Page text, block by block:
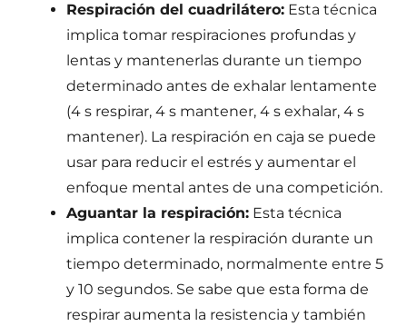
Respiración del cuadrilátero: Esta técnica
implica tomar respiraciones profundas y
lentas y mantenerlas durante un tiempo
determinado antes de exhalar lentamente
(4 s respirar, 4 s mantener, 4 s exhalar, 4 s
mantener). La respiración en caja se puede
usar para reducir el estrés y aumentar el
enfoque mental antes de una competición.
Aguantar la respiración: Esta técnica
implica contener la respiración durante un
tiempo determinado, normalmente entre 5
y 10 segundos. Se sabe que esta forma de
respirar aumenta la resistencia y también